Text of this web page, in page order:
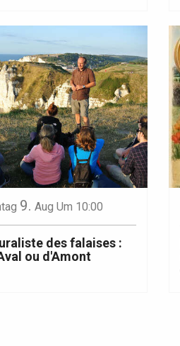
9. Aug Um 10:00
des falaises :
ou d'Amont